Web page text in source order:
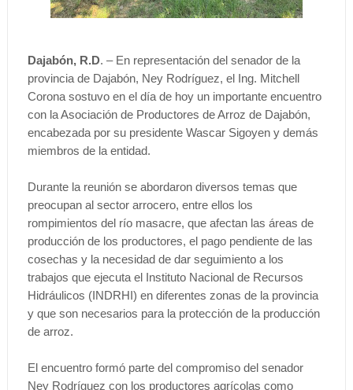
Dajabón, R.D. – En representación del senador de la
provincia de Dajabón, Ney Rodríguez, el Ing. Mitchell
Corona sostuvo en el día de hoy un importante encuentro
con la Asociación de Productores de Arroz de Dajabón,
encabezada por su presidente Wascar Sigoyen y demás
miembros de la entidad.
Durante la reunión se abordaron diversos temas que
preocupan al sector arrocero, entre ellos los
rompimientos del río masacre, que afectan las áreas de
producción de los productores, el pago pendiente de las
cosechas y la necesidad de dar seguimiento a los
trabajos que ejecuta el Instituto Nacional de Recursos
Hidráulicos (INDRHI) en diferentes zonas de la provincia
y que son necesarios para la protección de la producción
de arroz.
El encuentro formó parte del compromiso del senador
Ney Rodríguez con los productores agrícolas como